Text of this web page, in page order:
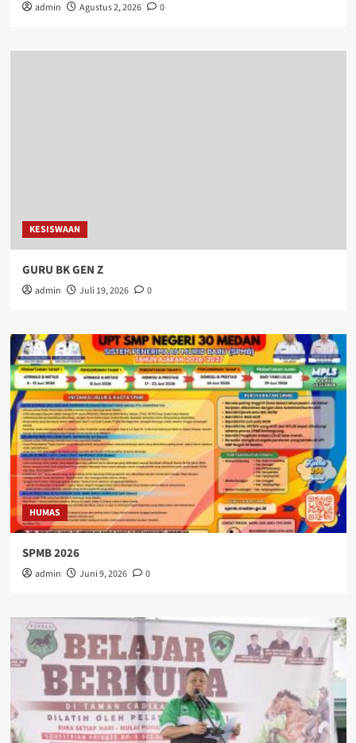
admin Agustus 2, 2026 0
KESISWAAN
GURU BK GEN Z
admin Juli 19, 2026 0
HUMAS
SPMB 2026
admin Juni 9, 2026 0